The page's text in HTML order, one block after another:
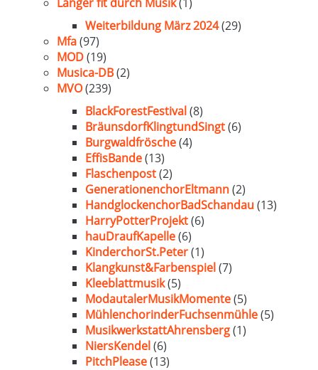
Weiterbildung März 2024(29)
Mfa(97)
MOD(19)
Musica-DB(2)
MVO(239)
BlackForestFestival(8)
BräunsdorfKlingtundSingt(6)
Burgwaldfrösche(4)
EffisBande(13)
Flaschenpost(2)
GenerationenchorEltmann(2)
HandglockenchorBadSchandau(13)
HarryPotterProjekt(6)
hauDraufKapelle(6)
KinderchorSt.Peter(1)
Klangkunst&Farbenspiel(7)
Kleeblattmusik(5)
ModautalerMusikMomente(5)
MühlenchorinderFuchsenmühle(5)
MusikwerkstattAhrensberg(1)
NiersKendel(6)
PitchPlease(13)